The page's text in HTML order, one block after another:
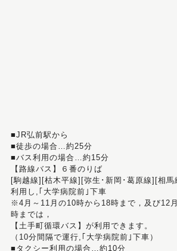
■JR弘前駅から
■徒歩の場合…約25分
■バス利用の場合…約15分
【路線バス】６番のりば
[駒越線][枯木平線][弥生･新岡･葛原線][相
利用し,｢大学病院前｣下車
※4月～11月の10時から18時まで，及び12
時までは，
【土手町循環バス】が利用できます。
（10分間隔で運行,｢大学病院前｣下車）
■タクシー利用の場合…約10分